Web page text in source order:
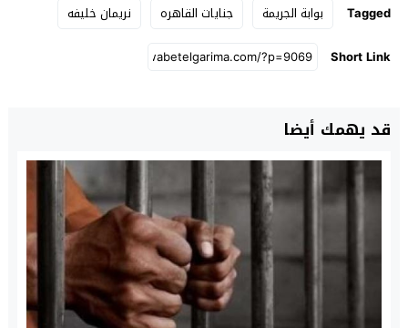
Tagged بوابة الجريمة جنايات القاهره
نريمان خليفه
Short Link
قد يهمك أيضا